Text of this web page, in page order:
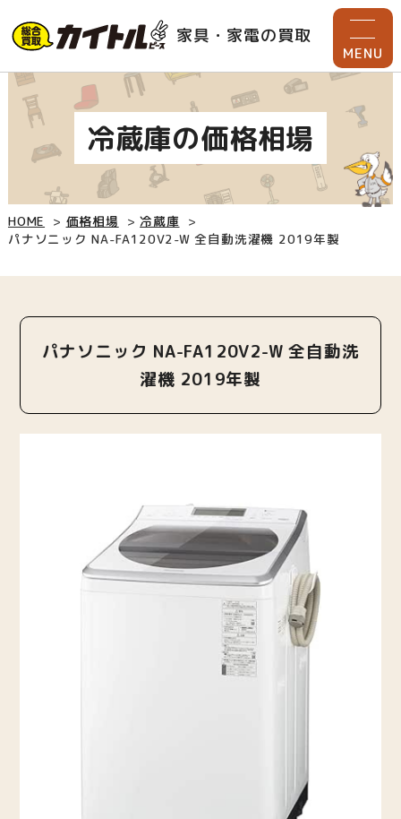
家具・家電の買取
MENU
冷蔵庫の価格相場
HOME 価格相場
冷蔵庫
パナソニック NA-FA120V2-W 全自動洗濯機 2019年製
パナソニック NA-FA120V2-W 全自動洗
濯機 2019年製